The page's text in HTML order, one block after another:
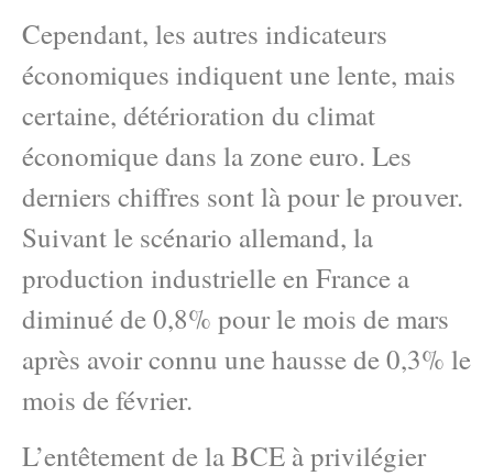
Cependant, les autres indicateurs
économiques indiquent une lente, mais
certaine, détérioration du climat
économique dans la zone euro. Les
derniers chiffres sont là pour le prouver.
Suivant le scénario allemand, la
production industrielle en France a
diminué de 0,8% pour le mois de mars
après avoir connu une hausse de 0,3% le
mois de février.
L’entêtement de la BCE à privilégier